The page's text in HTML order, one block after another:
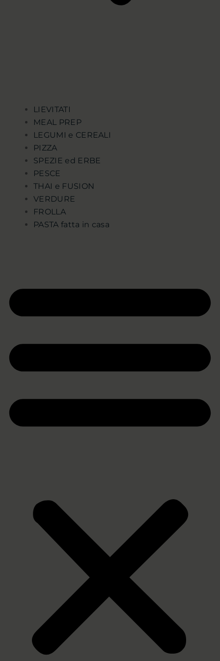
LIEVITATI
MEAL PREP
LEGUMI e CEREALI
PIZZA
SPEZIE ed ERBE
PESCE
THAI e FUSION
VERDURE
FROLLA
PASTA fatta in casa